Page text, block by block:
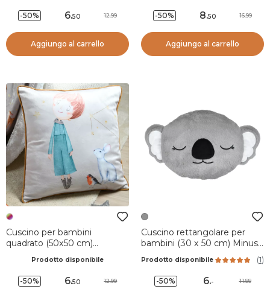
-50% 6.50 12.99
Aggiungo al carrello
-50% 8.50 16.99
Aggiungo al carrello
Cuscino per bambini
quadrato (50x50 cm)
Prodotto disponibile
-50% 6.50 12.99
Cuscino rettangolare per
bambini (30 x 50 cm) Minus
Prodotto disponibile (1)
-50% 6.- 11.99